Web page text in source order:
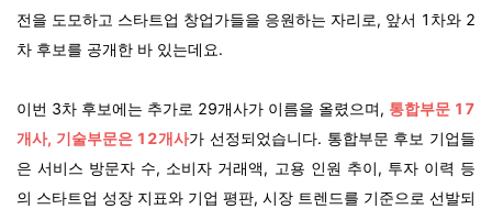
전을 도모하고 스타트업 창업가들을 응원하는 자리로, 앞서 1차와 2
차 후보를 공개한 바 있는데요.
이번 3차 후보에는 추가로 29개사가 이름을 올렸으며, 통합부문 17
개사, 기술부문은 12개사가 선정되었습니다. 통합부문 후보 기업들
은 서비스 방문자 수, 소비자 거래액, 고용 인원 추이, 투자 이력 등
의 스타트업 성장 지표와 기업 평판, 시장 트렌드를 기준으로 선발되